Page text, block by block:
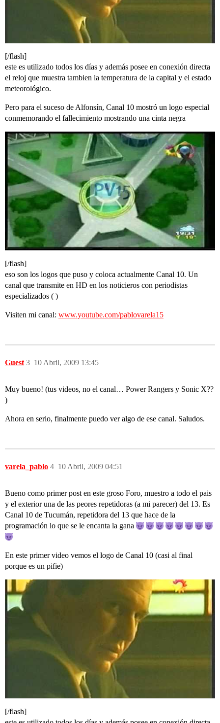
[/flash]
este es utilizado todos los días y además posee en conexión directa
el reloj que muestra tambien la temperatura de la capital y el estado
meteorológico.
Pero para el suceso de Alfonsín, Canal 10 mostró un logo especial
conmemorando el fallecimiento mostrando una cinta negra
[/flash]
eso son los logos que puso y coloca actualmente Canal 10. Un
canal que transmite en HD en los noticieros con periodistas
especializados ( )
Visiten mi canal: www.youtube.com/pablovarela15
Guest 10 Abril, 2009 13:45
3
Muy bueno! (tus videos, no el canal… Power Rangers y Sonic X??
)
Ahora en serio, finalmente puedo ver algo de ese canal. Saludos.
varela_pablo 10 Abril, 2009 04:51
4
Bueno como primer post en este groso Foro, muestro a todo el pais
y el exterior una de las peores repetidoras (a mi parecer) del 13. Es
Canal 10 de Tucumán, repetidora del 13 que hace de la
programación lo que se le encanta la gana
En este primer video vemos el logo de Canal 10 (casi al final
porque es un pifie)
[/flash]